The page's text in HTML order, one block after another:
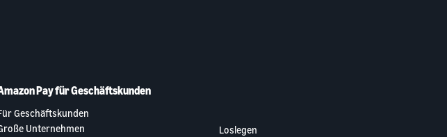
Pay für Geschäftskunden
Geschäftskunden
Unternehmen
Loslegen